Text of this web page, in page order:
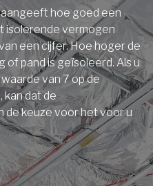
hoe goed een
isolerende vermogen
een cijfer. Hoe hoger de
pand is geïsoleerd. Als u
van 7 op de
kan dat de
de keuze voor het voor u